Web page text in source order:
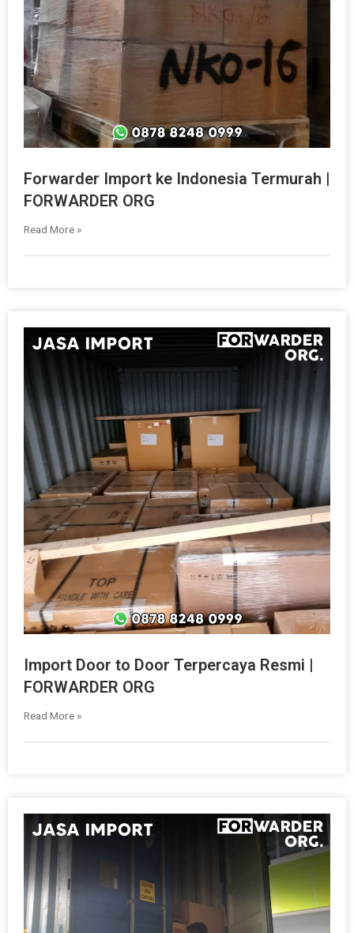
Forwarder Import ke Indonesia Termurah |
FORWARDER ORG
Read More »
Import Door to Door Terpercaya Resmi |
FORWARDER ORG
Read More »